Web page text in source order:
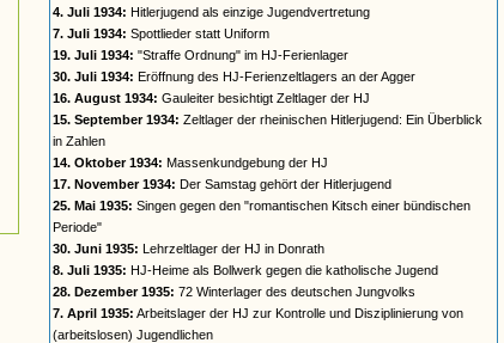
4. Juli 1934: Hitlerjugend als einzige Jugendvertretung
7. Juli 1934: Spottlieder statt Uniform
19. Juli 1934: "Straffe Ordnung" im HJ-Ferienlager
30. Juli 1934: Eröffnung des HJ-Ferienzeltlagers an der Agger
16. August 1934: Gauleiter besichtigt Zeltlager der HJ
15. September 1934: Zeltlager der rheinischen Hitlerjugend: Ein Überblick
in Zahlen
14. Oktober 1934: Massenkundgebung der HJ
17. November 1934: Der Samstag gehört der Hitlerjugend
25. Mai 1935: Singen gegen den "romantischen Kitsch einer bündischen
Periode"
30. Juni 1935: Lehrzeltlager der HJ in Donrath
8. Juli 1935: HJ-Heime als Bollwerk gegen die katholische Jugend
28. Dezember 1935: 72 Winterlager des deutschen Jungvolks
7. April 1935: Arbeitslager der HJ zur Kontrolle und Disziplinierung von
(arbeitslosen) Jugendlichen